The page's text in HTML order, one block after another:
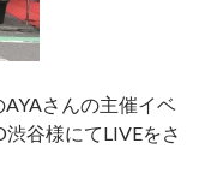
さんの主催イベ
渋谷様にてLIVEをさ